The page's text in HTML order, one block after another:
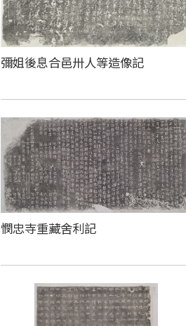
彌姐後息合邑卅人等造像記
憫忠寺重藏舍利記